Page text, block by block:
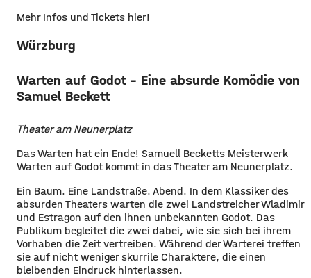
Mehr Infos und Tickets hier!
Würzburg
Warten auf Godot – Eine absurde Komödie von
Samuel Beckett
Theater am Neunerplatz
Das Warten hat ein Ende! Samuell Becketts Meisterwerk
Warten auf Godot kommt in das Theater am Neunerplatz.
Ein Baum. Eine Landstraße. Abend. In dem Klassiker des
absurden Theaters warten die zwei Landstreicher Wladimir
und Estragon auf den ihnen unbekannten Godot. Das
Publikum begleitet die zwei dabei, wie sie sich bei ihrem
Vorhaben die Zeit vertreiben. Während der Warterei treffen
sie auf nicht weniger skurrile Charaktere, die einen
bleibenden Eindruck hinterlassen.